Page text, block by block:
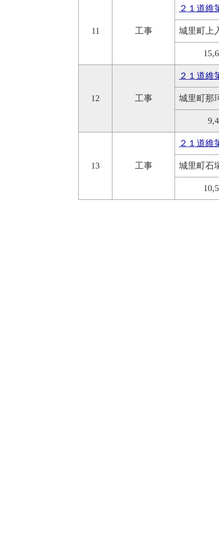
11 工事
２１道維
城里町上
12 工事
２１道維
城里町那
13 工事
２１道維
城里町石